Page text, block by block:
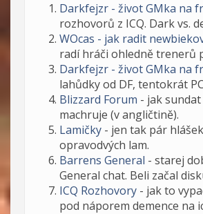
Darkfejzr - život GMka na
rozhovorů z ICQ. Dark vs.
WOcas - jak radit
radí hráči ohledně trenerů
Darkfejzr - život GMka na
lahůdky od DF, tentokrát
Blizzard Forum - jak
machruje (v angličtině).
Lamičky - jen tak pár
opravodvých lam.
Barrens General - starej
General chat. Beli začal
ICQ Rozhovory - jak to
pod náporem demence na